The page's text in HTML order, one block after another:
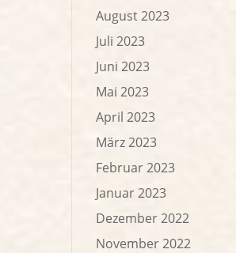
August 2023
Juli 2023
Juni 2023
Mai 2023
April 2023
März 2023
Februar 2023
Januar 2023
Dezember 2022
November 2022